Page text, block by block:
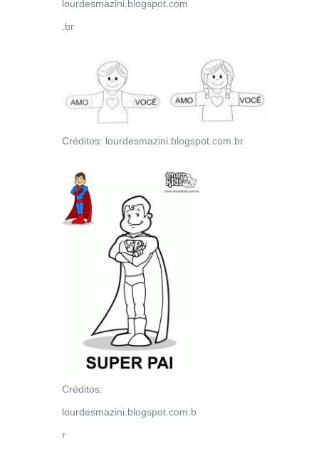
lourdesmazini.blogspot.com
.br
Créditos: lourdesmazini.blogspot.com.br
Créditos:
lourdesmazini.blogspot.com.b
r